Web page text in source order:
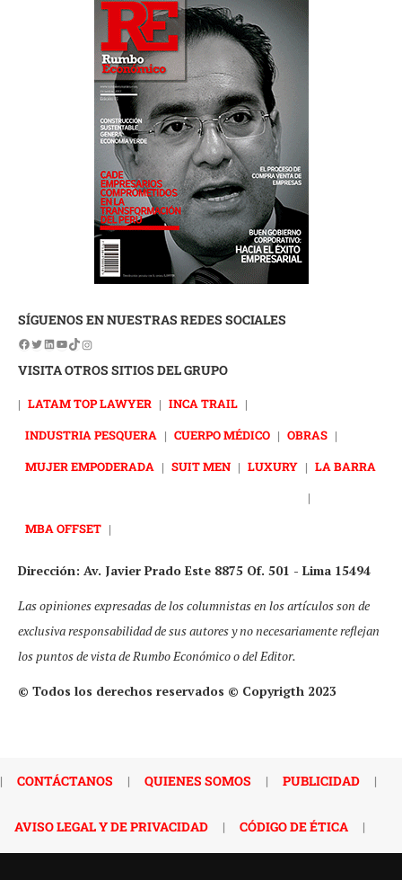
SÍGUENOS EN NUESTRAS REDES SOCIALES
VISITA OTROS SITIOS DEL GRUPO
| LATAM TOP LAWYER | INCA TRAIL |
INDUSTRIA PESQUERA | CUERPO MÉDICO | OBRAS |
MUJER EMPODERADA | SUIT MEN | LUXURY | LA BARRA
|
MBA OFFSET |
Dirección: Av. Javier Prado Este 8875 Of. 501 - Lima 15494
Las opiniones expresadas de los columnistas en los artículos son de
exclusiva responsabilidad de sus autores y no necesariamente reflejan
los puntos de vista de Rumbo Económico o del Editor.
© Todos los derechos reservados © Copyrigth 2023
| CONTÁCTANOS | QUIENES SOMOS | PUBLICIDAD |
AVISO LEGAL Y DE PRIVACIDAD | CÓDIGO DE ÉTICA |